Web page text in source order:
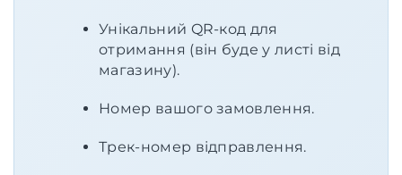
Унікальний QR-код для
отримання (він буде у листі від
магазину).
Номер вашого замовлення.
Трек-номер відправлення.